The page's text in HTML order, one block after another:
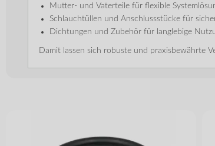
Mutter- und Vaterteile für flexible
Schlauchtüllen und Anschlussstücke für
Dichtungen und Zubehör für langlebige
Damit lassen sich robuste und praxisbewährte